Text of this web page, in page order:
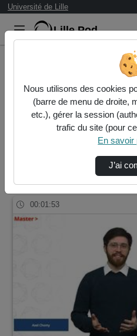
Université de Lille
Lille.Pod
Résultats de la
Filtres actifs (cliquer pour en
master-
master-biologie-sante
sante
00:01:53
Nous utilisons des cookies
(barre de menu de droite,
etc.), gérer la session
trafic du site (pour
En savoir
J’ai